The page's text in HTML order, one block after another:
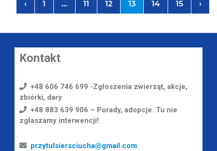
‹ 1 … 11 12 13 14 15 ›
Kontakt
+48 606 746 699 -Zgłoszenia zwierząt, akcje,
zbiórki, dary
+48 883 639 906 – Porady, adopcje. Tu nie
zgłaszamy interwencji!
przytulsiersciucha@gmail.com